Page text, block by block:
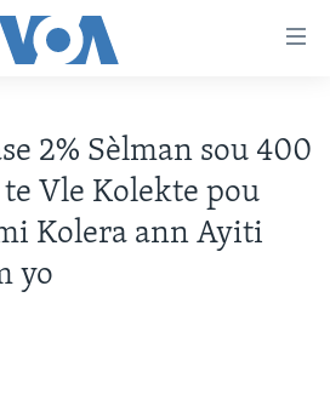
2% Sèlman sou 400
Vle Kolekte pou
Kolera ann Ayiti
yo